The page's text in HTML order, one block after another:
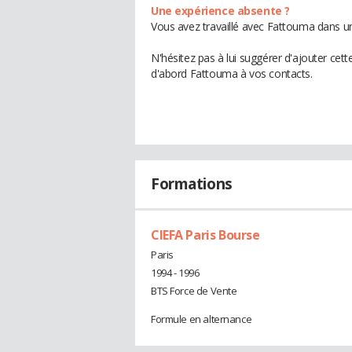
Une expérience absente ?
Vous avez travaillé avec Fattouma dans
N'hésitez pas à lui suggérer d'ajouter
d'abord Fattouma à vos contacts.
Formations
CIEFA Paris Bourse
Paris
1994 - 1996
BTS Force de Vente
Formule en alternance